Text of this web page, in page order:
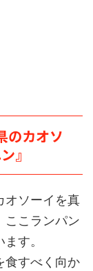
のカオソ
』
オソーイを真
ここランパン
す。
食すべく向か